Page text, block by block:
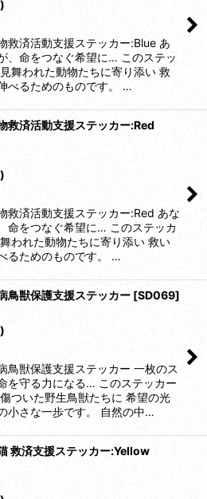
救済活動支援ステッカー:Blue あ
、命をつなぐ希望に… このステッ
舞われた動物たちに寄り添い 救
べるためのものです。 …
救済活動支援ステッカー:Red
救済活動支援ステッカー:Red あな
命をつなぐ希望に… このステッカ
われた動物たちに寄り添い 救い
るためのものです。 …
鳥獣保護支援ステッカー [SD069]
鳥獣保護支援ステッカー 一枚のス
を守る力になる… このステッカー
ついた野生鳥獣たちに 希望の光
小さな一歩です。 自然の中…
救済支援ステッカー:Yellow